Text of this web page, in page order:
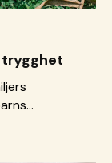
trygghet